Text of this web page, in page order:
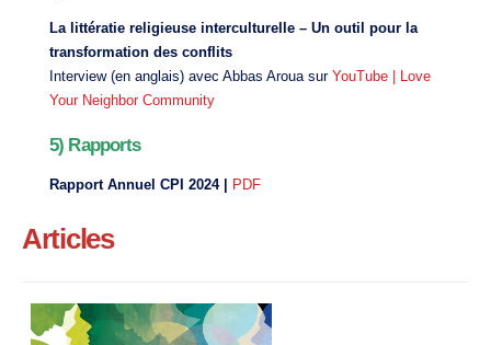
La littératie religieuse interculturelle – Un outil pour la
transformation des conflits
Interview (en anglais) avec Abbas Aroua sur YouTube | Love
Your Neighbor Community
5) Rapports
Rapport Annuel CPI 2024 | PDF
Articles